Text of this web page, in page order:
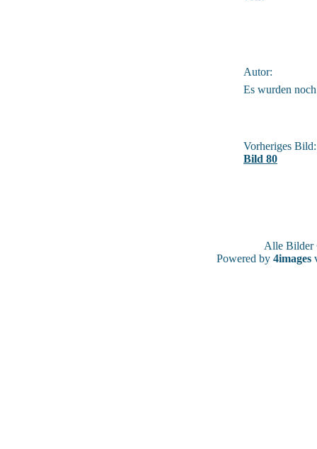
Autor:
Es wurden
Vorheriges Bild:
Bild 80
Alle
Powered by 4images